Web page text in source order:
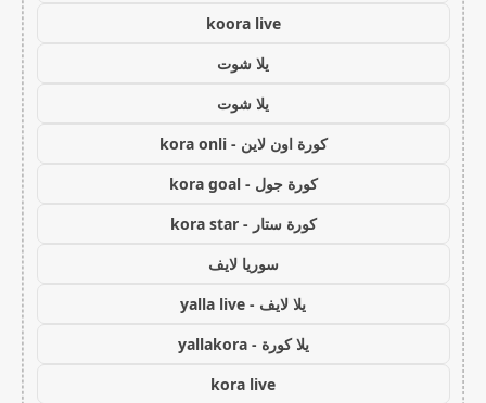
koora live
يلا شوت
يلا شوت
كورة اون لاين - kora onli
كورة جول - kora goal
كورة ستار - kora star
سوريا لايف
يلا لايف - yalla live
يلا كورة - yallakora
kora live